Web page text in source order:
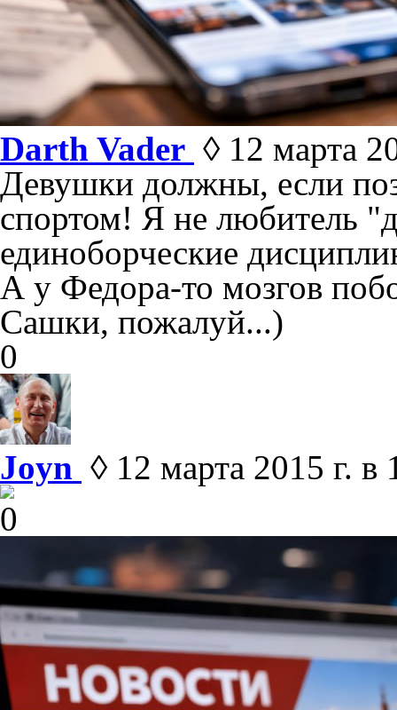
Darth Vader ◊ 12 марта
Девушки должны, если
спортом! Я не любитель
единоборческие
А у Федора-то мозгов
Сашки, пожалуй...)
0
Joyn ◊ 12 марта 2015 г. в
0